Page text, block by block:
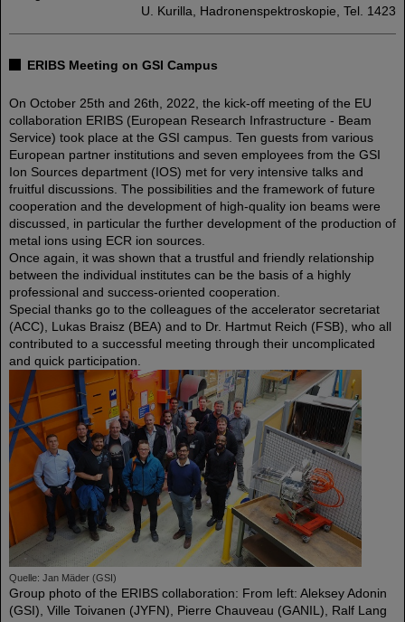
U. Kurilla, Hadronenspektroskopie, Tel. 1423
ERIBS Meeting on GSI Campus
On October 25th and 26th, 2022, the kick-off meeting of the EU
collaboration ERIBS (European Research Infrastructure - Beam
Service) took place at the GSI campus. Ten guests from various
European partner institutions and seven employees from the GSI
Ion Sources department (IOS) met for very intensive talks and
fruitful discussions. The possibilities and the framework of future
cooperation and the development of high-quality ion beams were
discussed, in particular the further development of the production of
metal ions using ECR ion sources.
Once again, it was shown that a trustful and friendly relationship
between the individual institutes can be the basis of a highly
professional and success-oriented cooperation.
Special thanks go to the colleagues of the accelerator secretariat
(ACC), Lukas Braisz (BEA) and to Dr. Hartmut Reich (FSB), who all
contributed to a successful meeting through their uncomplicated
and quick participation.
Quelle: Jan Mäder (GSI)
Group photo of the ERIBS collaboration: From left: Aleksey Adonin
(GSI), Ville Toivanen (JYFN), Pierre Chauveau (GANIL), Ralf Lang